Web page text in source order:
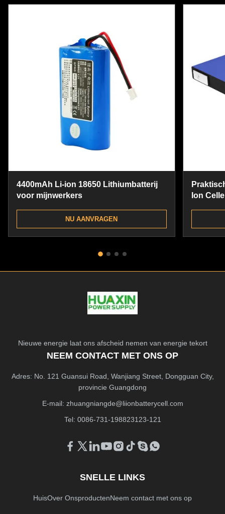
4400mAh Li-ion 18650 Lithiumbatterij
voor mijnwerkers
NU AANVRAGEN
Ion
Nieuwe energie laat ons afscheid nemen van energie tekort
NEEM CONTACT MET ONS OP
Adres: No. 121 Guansui Road, Wanjiang Street, Dongguan City,
provincie Guangdong
E-mail: zhuangniangde@liionbatterycell.com
Tel: 0086-731-198823123-121
SNELLE LINKS
HuisOver OnsproductenNeem contact met ons op